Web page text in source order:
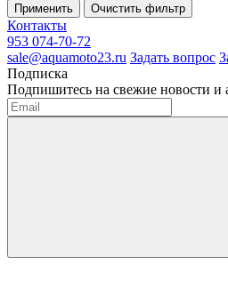
Применить Очистить фильтр
Контакты
953 074-70-72
sale@aquamoto23.ru Задать вопрос
Подписка
Подпишитесь на свежие новости и